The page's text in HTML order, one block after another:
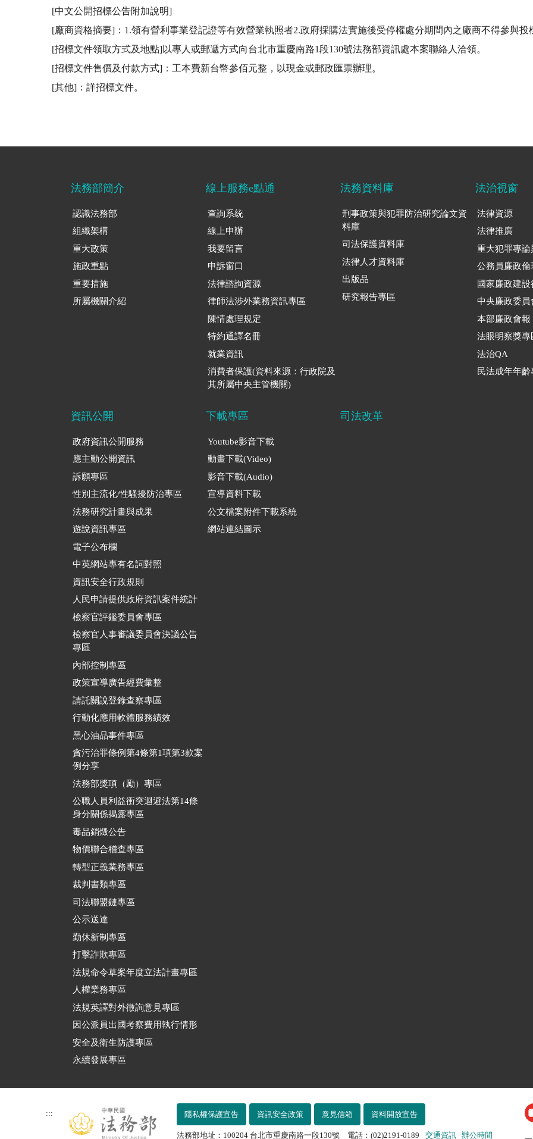
[中文公開招標公告附加說明]
[廠商資格摘要]：1.領有營利事業登記證等有效營業執照者2.政府採購法實施後受停權處分期間內之廠商不得參與
[招標文件領取方式及地點]以專人或郵遞方式向台北市重慶南路1段130號法務部資訊處本案聯絡人洽領。
[招標文件售價及付款方式]：工本費新台幣參佰元整，以現金或郵政匯票辦理。
[其他]：詳招標文件。
法務部簡介
認識法務部
組織架構
重大政策
施政重點
重要措施
所屬機關介紹
線上服務e點通
查詢系統
線上申辦
我要留言
申訴窗口
法律諮詢資源
律師法涉外業務資訊專區
陳情處理規定
特約通譯名冊
就業資訊
消費者保護(資料來源：行政院及
其所屬中央主管機關)
法務資料庫
刑事政策與犯罪防治研究論文資
料庫
司法保護資料庫
法律人才資料庫
出版品
研究報告專區
法治視窗
法律資源
法律推廣
重大犯罪專論
公務員廉政倫
國家廉政建
中央廉政委員
本部廉政會報
法眼明察獎專
法治QA
民法成年年齡
資訊公開
政府資訊公開服務
應主動公開資訊
訴願專區
性別主流化/性騷擾防治專區
法務研究計畫與成果
遊說資訊專區
電子公布欄
中英網站專有名詞對照
資訊安全行政規則
人民申請提供政府資訊案件統計
檢察官評鑑委員會專區
檢察官人事審議委員會決議公告
專區
內部控制專區
政策宣導廣告經費彙整
請託關說登錄查察專區
行動化應用軟體服務績效
黑心油品事件專區
貪污治罪條例第4條第1項第3款案
例分享
法務部獎項（勵）專區
公職人員利益衝突迴避法第14條
身分關係揭露專區
毒品銷燬公告
物價聯合稽查專區
轉型正義業務專區
裁判書類專區
司法聯盟鏈專區
公示送達
勤休新制專區
打擊詐欺專區
法規命令草案年度立法計畫專區
人權業務專區
法規英譯對外徵詢意見專區
因公派員出國考察費用執行情形
安全及衛生防護專區
永續發展專區
下載專區
Youtube影音下載
動畫下載(Video)
影音下載(Audio)
宣導資料下載
公文檔案附件下載系統
網站連結圖示
司法改革
::: 隱私權保護宣告 資訊安全政策 意見信箱 資料開放宣告
法務部地址：100204 台北市重慶南路一段130號 電話：(02)2191-0189 交通資訊 辦公時間